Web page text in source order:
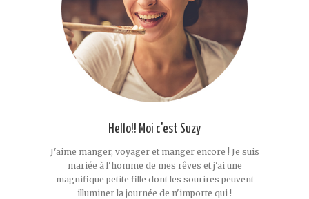
Hello!! Moi c'est Suzy
J'aime manger, voyager et manger encore ! Je suis
mariée à l'homme de mes rêves et j'ai une
magnifique petite fille dont les sourires peuvent
illuminer la journée de n'importe qui !